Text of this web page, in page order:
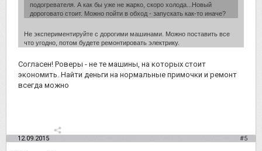
подогревателя. А как бы уже не жарко, скоро холода...Новый
дороговато стоит. Можно пойти в обход - запускать как-то иначе?
Не экспериментируйте с дорогими машинами. Можно поставить все
что угодно, потом будете ремонтировать электрику.
Согласен! Роверы - не те машины, на которых стоит
экономить. Найти деньги на нормальные примочки и ремонт
всегда можно
12.09.2015 #5